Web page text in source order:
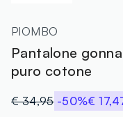
PIOMBO
Pantalone
puro cotone
€ 34,95 -50%€